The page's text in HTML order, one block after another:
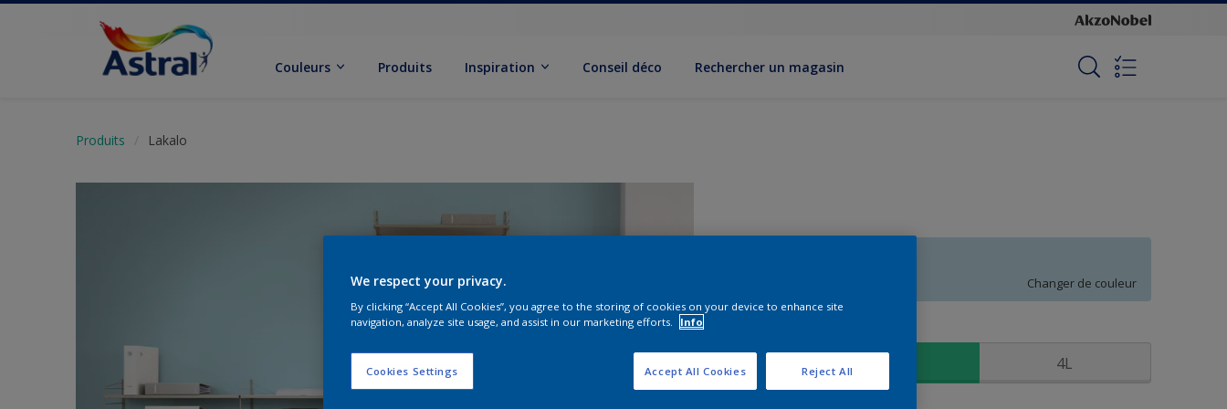
Couleurs Produits Inspiration Conseil déco Rechercher un magasin
Produits Lakalo
Changer de couleur
4L
We respect your privacy.
By clicking “Accept All Cookies”, you agree to the storing of cookies on your device to enhance site
navigation, analyze site usage, and assist in our marketing efforts.
Info
Cookies Settings Reject All
Accept All Cookies